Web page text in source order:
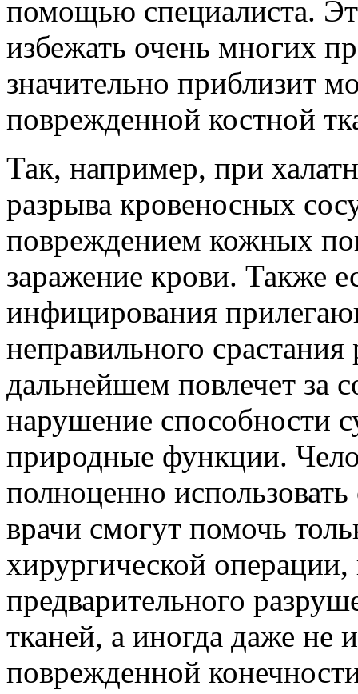
помощью специалиста.
избежать очень многих
значительно приблизит
поврежденной костной
Так, например, при
разрыва кровеносных
повреждением кожных
заражение крови. Также
инфицирования
неправильного
дальнейшем повлечет за
нарушение способности
природные функции.
полноценно
врачи смогут помочь
хирургической операции,
предварительного
тканей, а иногда даже не
поврежденной